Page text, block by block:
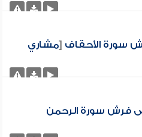
سورة الأحقاف [مشاري
فرش سورة الرحمن